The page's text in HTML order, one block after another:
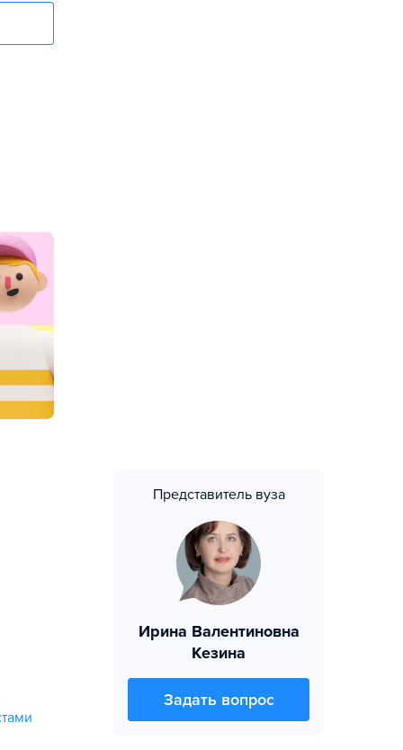
Представитель вуза
Ирина Валентиновна
Кезина
Задать вопрос